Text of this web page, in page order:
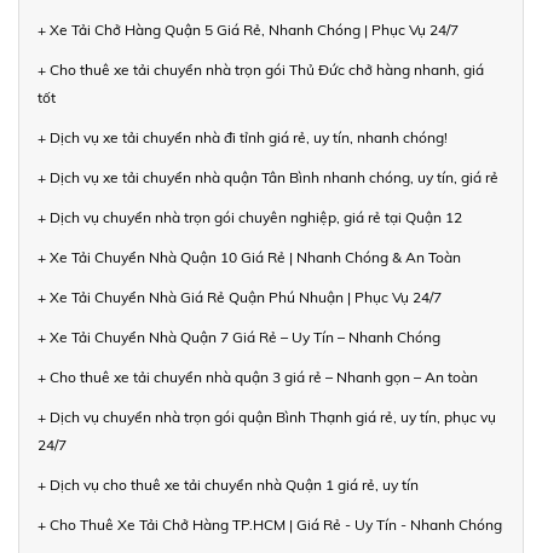
+ Xe Tải Chở Hàng Quận 5 Giá Rẻ, Nhanh Chóng | Phục Vụ 24/7
+ Cho thuê xe tải chuyển nhà trọn gói Thủ Đức chở hàng nhanh, giá
tốt
+ Dịch vụ xe tải chuyển nhà đi tỉnh giá rẻ, uy tín, nhanh chóng!
+ Dịch vụ xe tải chuyển nhà quận Tân Bình nhanh chóng, uy tín, giá rẻ
+ Dịch vụ chuyển nhà trọn gói chuyên nghiệp, giá rẻ tại Quận 12
+ Xe Tải Chuyển Nhà Quận 10 Giá Rẻ | Nhanh Chóng & An Toàn
+ Xe Tải Chuyển Nhà Giá Rẻ Quận Phú Nhuận | Phục Vụ 24/7
+ Xe Tải Chuyển Nhà Quận 7 Giá Rẻ – Uy Tín – Nhanh Chóng
+ Cho thuê xe tải chuyển nhà quận 3 giá rẻ – Nhanh gọn – An toàn
+ Dịch vụ chuyển nhà trọn gói quận Bình Thạnh giá rẻ, uy tín, phục vụ
24/7
+ Dịch vụ cho thuê xe tải chuyển nhà Quận 1 giá rẻ, uy tín
+ Cho Thuê Xe Tải Chở Hàng TP.HCM | Giá Rẻ - Uy Tín - Nhanh Chóng